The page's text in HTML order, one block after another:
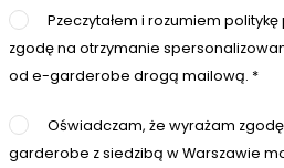
Pzeczytałem i rozumiem
zgodę na otrzymanie
od e-garderobe drogą mailową. *
Oświadczam, że wyrażam
garderobe z siedzibą w Warszawie